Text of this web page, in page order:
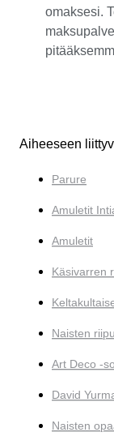
omaksesi.
Aiheeseen
Parure
Amuletit
Amuletit
Käsivarren
Naisten
Art Deco -
David
Naisten